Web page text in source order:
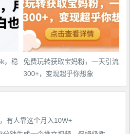
，稳
免费玩转获取宝妈粉，一天引流
300+，变现超乎你想象
有人靠这个月入10W+